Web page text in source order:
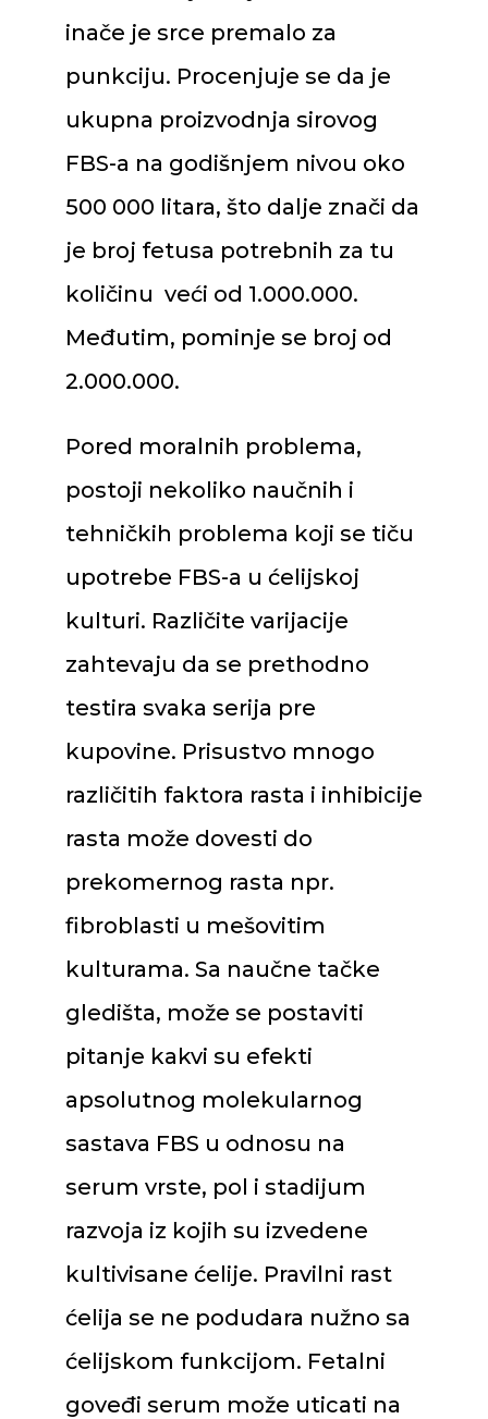
inače je srce premalo za
punkciju. Procenjuje se da je
ukupna proizvodnja sirovog
FBS-a na godišnjem nivou oko
500 000 litara, što dalje znači da
je broj fetusa potrebnih za tu
količinu veći od 1.000.000.
Međutim, pominje se broj od
2.000.000.
Pored moralnih problema,
postoji nekoliko naučnih i
tehničkih problema koji se tiču
upotrebe FBS-a u ćelijskoj
kulturi. Različite varijacije
zahtevaju da se prethodno
testira svaka serija pre
kupovine. Prisustvo mnogo
različitih faktora rasta i inhibicije
rasta može dovesti do
prekomernog rasta npr.
fibroblasti u mešovitim
kulturama. Sa naučne tačke
gledišta, može se postaviti
pitanje kakvi su efekti
apsolutnog molekularnog
sastava FBS u odnosu na
serum vrste, pol i stadijum
razvoja iz kojih su izvedene
kultivisane ćelije. Pravilni rast
ćelija se ne podudara nužno sa
ćelijskom funkcijom. Fetalni
goveđi serum može uticati na